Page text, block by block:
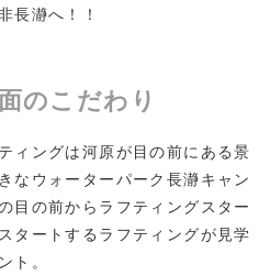
長瀞へ！！
のこだわり
ィングは河原が目の前にある景
なウォーターパーク長瀞キャン
目の前からラフティングスター
タートするラフティングが見学
ト。